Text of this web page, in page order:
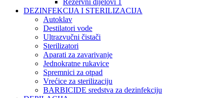
Rezervni dijelovi 1
DEZINFEKCIJA I STERILIZACIJA
Autoklav
Destilatori vode
Ultrazvučni čistači
Sterilizatori
Aparati za zavarivanje
Jednokratne rukavice
Spremnici za otpad
Vrećice za sterilizaciju
BARBICIDE sredstva za dezinfekciju